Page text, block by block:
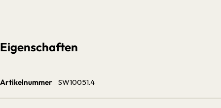
Eigenschaften
Artikelnummer SW10051.4